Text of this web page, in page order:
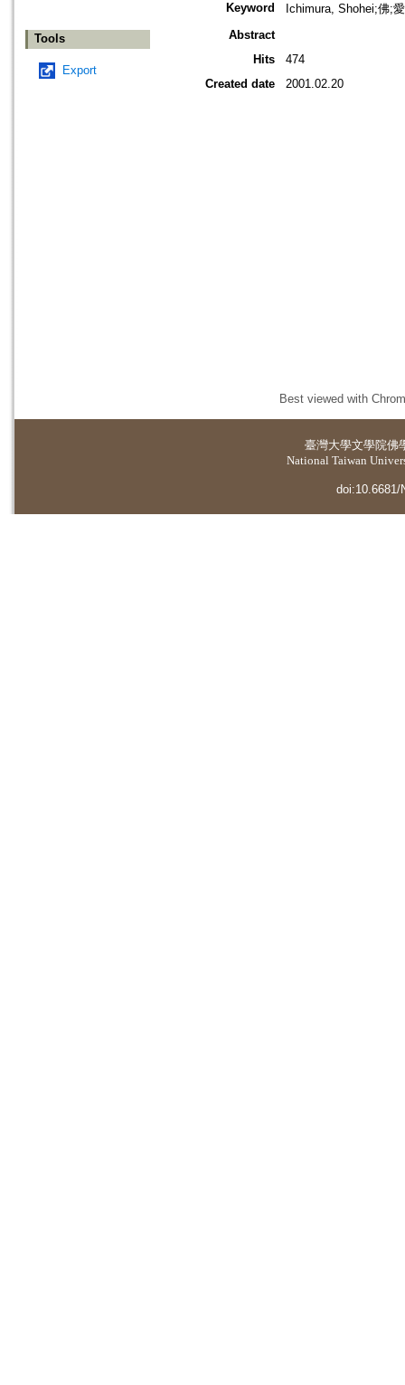
Tools
Export
Keyword
Ichimura, Shohei;佛;
Abstract
Hits
474
Created date
2001.02.20
Best viewed with
臺灣大學文學院佛
National Taiwan
doi:10.6681/